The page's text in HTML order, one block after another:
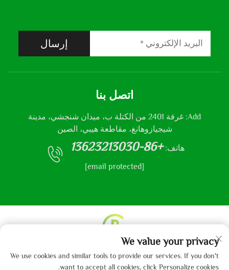
إرسال
اتصل بنا
Add: غرفة 2401 من الكتلة ب، ميدان شنجشي، مدينة
شيجيازوهانغ، مقاطعة هيبي، الصين
هاتف: +86-13623213030
[email protected]
حقوق النشر © 2013-2024 من قبل شركة هيباي جايبو
للمنسوجات المحدودة. سياسة الخصوصية
We value your privacy
We use cookies and similar tools to provide our services. If you don't
want to accept all cookies, click Personalize cookies.